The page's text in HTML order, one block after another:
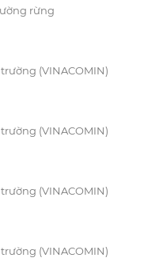
rừng
(VINACOMIN)
(VINACOMIN)
(VINACOMIN)
(VINACOMIN)